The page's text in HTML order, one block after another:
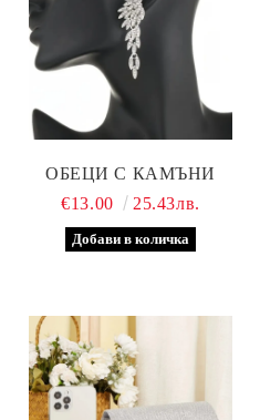
ОБЕЦИ С КАМЪНИ
€13.00
25.43лв.